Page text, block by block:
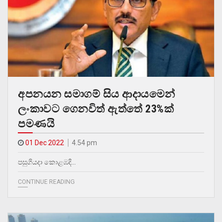
අපනයන සමාගම් සිය ආදායමෙන්
ලංකාවට ගෙනවිත් ඇත්තේ 23%ක්
පමණයි
01 Dec 2022 4.54 pm
පසුගියදා කොළඹදි…
CONTINUE READING